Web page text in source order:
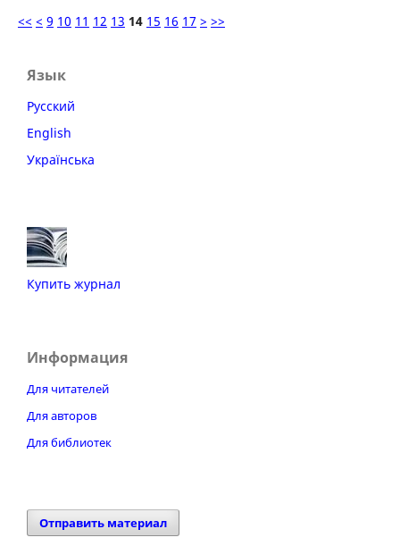
<< < 9 10 11 12 13 14 15 16 17 > >>
Язык
Русский
English
Українська
Купить журнал
Информация
Для читателей
Для авторов
Для библиотек
Отправить материал